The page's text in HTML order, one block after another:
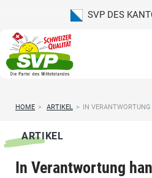
SVP DES
HOME > ARTIKEL > IN
ARTIKEL
In Verantwortung